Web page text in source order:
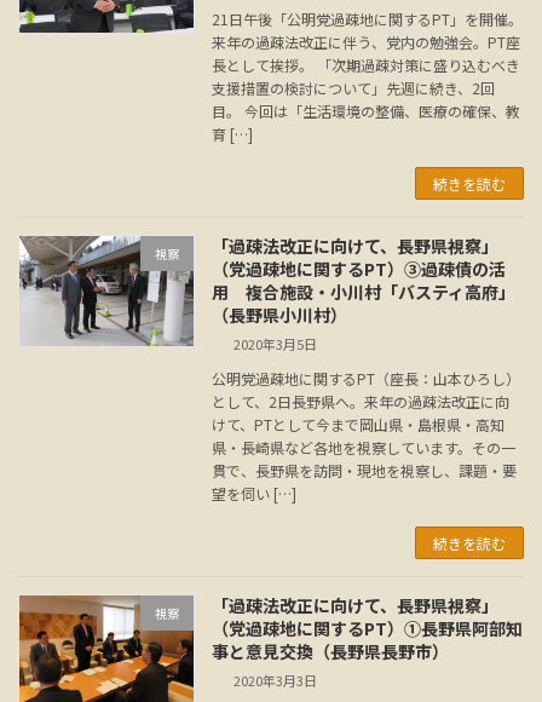
21日午後「公明党過疎地に関するPT」を開催。
来年の過疎法改正に伴う、党内の勉強会。PT座
長として挨拶。 「次期過疎対策に盛り込むべき
支援措置の検討について」先週に続き、2回
目。 今回は「生活環境の整備、医療の確保、教
育 […]
続きを読む
視察
「過疎法改正に向けて、長野県視察」
（党過疎地に関するPT）③過疎債の活
用 複合施設・小川村「バスティ高府」
（長野県小川村）
2020年3月5日
公明党過疎地に関するPT（座長：山本ひろし）
として、2日長野県へ。来年の過疎法改正に向
けて、PTとして今まで岡山県・島根県・高知
県・長崎県など各地を視察しています。その一
貫で、長野県を訪問・現地を視察し、課題・要
望を伺い […]
続きを読む
視察
「過疎法改正に向けて、長野県視察」
（党過疎地に関するPT）①長野県阿部知
事と意見交換（長野県長野市）
2020年3月3日